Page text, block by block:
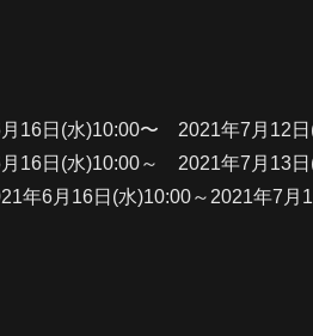
月16日(水)10:00〜 2021年7月12
月16日(水)10:00～ 2021年7月13
年6月16日(水)10:00～2021年7月